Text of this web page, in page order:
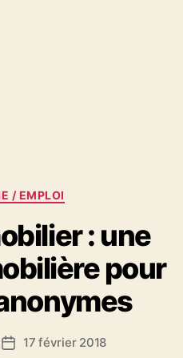
Catégories
/ EMPLOI
: une
pour
Date17 février 2018